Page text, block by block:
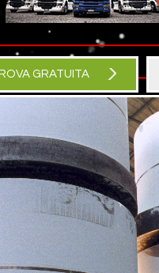
GRATUITA